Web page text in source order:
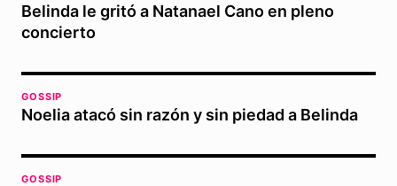
Belinda le gritó a Natanael Cano en pleno
concierto
GOSSIP
Noelia atacó sin razón y sin piedad a Belinda
GOSSIP